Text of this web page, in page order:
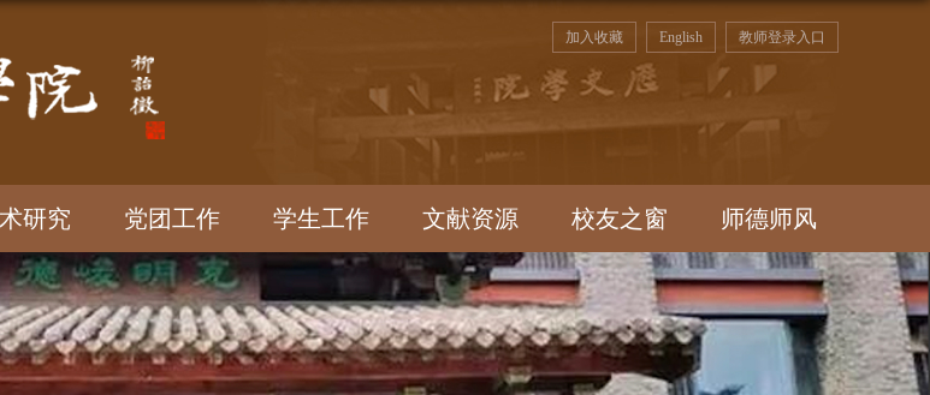
加入收藏 English 教师登录入口
研究 党团工作 学生工作 文献资源 校友之窗 师德师风